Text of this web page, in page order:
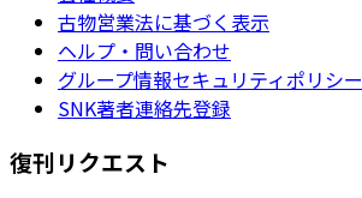
古物営業法に基づく表示
ヘルプ・問い合わせ
グループ情報セキュリティポリシー
SNK著者連絡先登録
復刊リクエスト